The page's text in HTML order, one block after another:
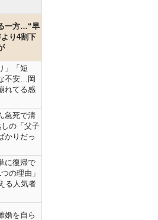
一方…“早
り4割下
」「短
不安…岡
れてる感
急死で清
の「父子
かりだっ
に復帰で
の理由」
る人気者
婚を自ら